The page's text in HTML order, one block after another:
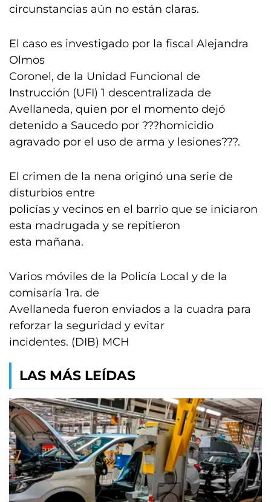
circunstancias aún no están claras.
El caso es investigado por la fiscal Alejandra
Olmos
Coronel, de la Unidad Funcional de
Instrucción (UFI) 1 descentralizada de
Avellaneda, quien por el momento dejó
detenido a Saucedo por ???homicidio
agravado por el uso de arma y lesiones???.
El crimen de la nena originó una serie de
disturbios entre
policías y vecinos en el barrio que se iniciaron
esta madrugada y se repitieron
esta mañana.
Varios móviles de la Policía Local y de la
comisaría 1ra. de
Avellaneda fueron enviados a la cuadra para
reforzar la seguridad y evitar
incidentes. (DIB) MCH
LAS MÁS LEÍDAS